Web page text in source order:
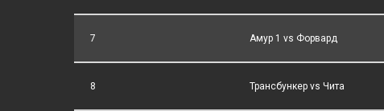
7 Амур 1 vs Форвард
8 Трансбункер vs Чита